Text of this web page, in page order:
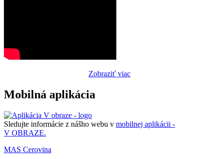
Zobraziť viac
Mobilná aplikácia
Sledujte informácie z nášho webu v mobilnej aplikácii -
V OBRAZE.
MAS Cerovina